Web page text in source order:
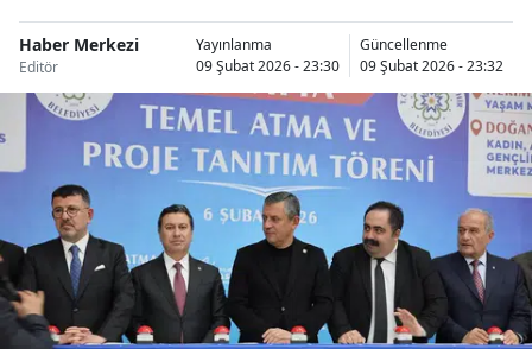
Haber Merkezi
Editör
Yayınlanma
09 Şubat 2026 - 23:30
Güncellenme
09 Şubat 2026 - 23:32